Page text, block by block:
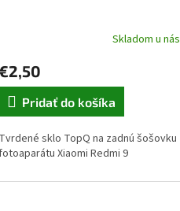
Skladom u nás
Pridať do košíka
Tvrdené sklo TopQ na zadnú šošovku
Xiaomi Redmi 9